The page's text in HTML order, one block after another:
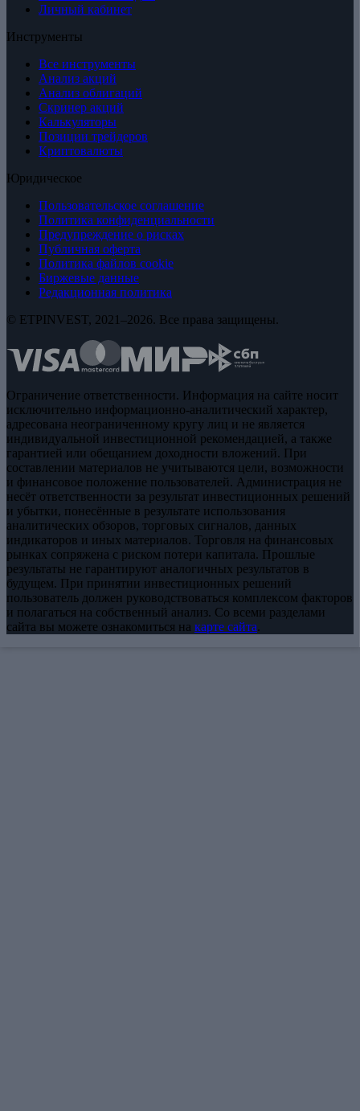
Личный кабинет
Инструменты
Все инструменты
Анализ акций
Анализ облигаций
Скринер акций
Калькуляторы
Позиции трейдеров
Криптовалюты
Юридическое
Пользовательское соглашение
Политика конфиденциальности
Предупреждение о рисках
Публичная оферта
Политика файлов cookie
Биржевые данные
Редакционная политика
© ETPINVEST, 2021–2026. Все права защищены.
Ограничение ответственности. Информация на сайте носит
исключительно информационно-аналитический характер,
адресована неограниченному кругу лиц и не является
индивидуальной инвестиционной рекомендацией, а также
гарантией или обещанием доходности вложений. При
составлении материалов не учитываются цели, возможности
и финансовое положение пользователей. Администрация не
несёт ответственности за результат инвестиционных решений
и убытки, понесённые в результате использования
аналитических обзоров, торговых сигналов, данных
индикаторов и иных материалов. Торговля на финансовых
рынках сопряжена с риском потери капитала. Прошлые
результаты не гарантируют аналогичных результатов в
будущем. При принятии инвестиционных решений
пользователь должен руководствоваться комплексом факторов
и полагаться на собственный анализ. Со всеми разделами
сайта вы можете ознакомиться на карте сайта.